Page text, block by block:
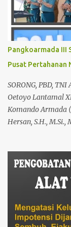
INGIN MENCARI
Kota Terdekat Di
Serta Dengan
keluhan Alat Vital
Pilih Salah Satu
Kami Memberikan
Yang Benar-benar
Serta Bergaransi.?
Pangkoarmada III
Pusat Pertahanan
SORONG, PBD,
Oetoyo Lantamal
Komando Armada
Hersan, S.H.,
tersebar di
H. Jokowi
Prabowo
RSPPN, Jl. RC.
Kota Jakarta
Indonesia sangat